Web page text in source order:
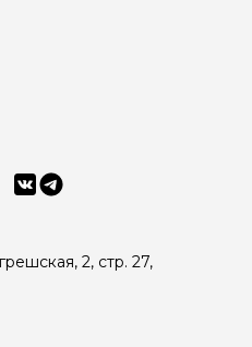
2, стр. 27,